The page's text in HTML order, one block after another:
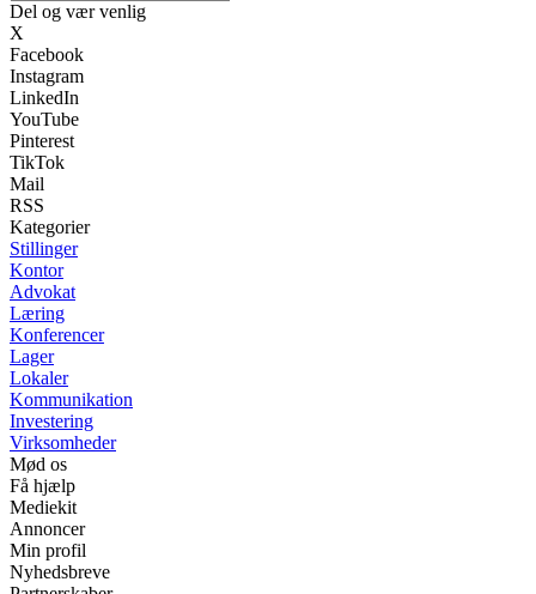
Del og vær venlig
X
Facebook
Instagram
LinkedIn
YouTube
Pinterest
TikTok
Mail
RSS
Kategorier
Stillinger
Kontor
Advokat
Læring
Konferencer
Lager
Lokaler
Kommunikation
Investering
Virksomheder
Mød os
Få hjælp
Mediekit
Annoncer
Min profil
Nyhedsbreve